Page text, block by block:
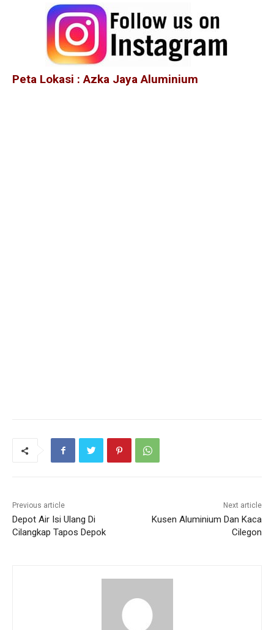
Peta Lokasi : Azka Jaya Aluminium
Previous article
Depot Air Isi Ulang Di
Cilangkap Tapos Depok
Next article
Kusen Aluminium Dan Kaca
Cilegon